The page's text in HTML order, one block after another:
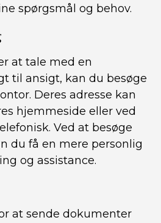
spørgsmål og behov.
at tale med en
til ansigt, kan du besøge
Deres adresse kan
hjemmeside eller ved
Ved at besøge
du få en mere personlig
og assistance.
at sende dokumenter